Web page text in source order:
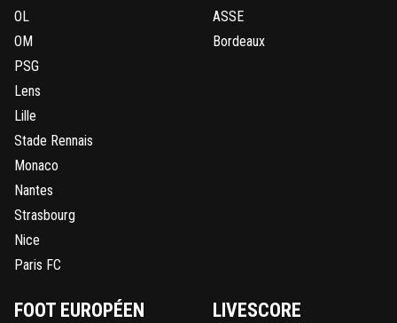
OL
OM
PSG
Lens
Lille
Stade Rennais
Monaco
Nantes
Strasbourg
Nice
Paris FC
ASSE
Bordeaux
FOOT EUROPÉEN LIVESCORE